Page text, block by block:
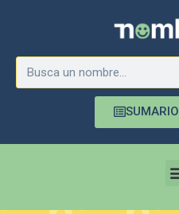
SUMARIO